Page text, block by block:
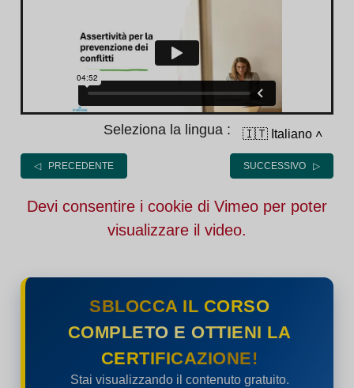
Seleziona la lingua : 🇮🇹 Italiano ˄
◁ PRECEDENTE SUCCESSIVO ▷
Devi consentire i cookie di Vimeo per poter
visualizzare il video.
SBLOCCA IL CORSO
COMPLETO E OTTIENI LA
CERTIFICAZIONE!
Stai visualizzando il contenuto gratuito.